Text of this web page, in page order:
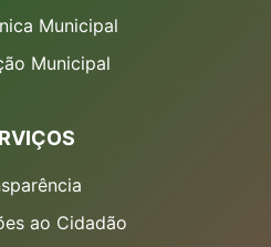
Municipal
Municipal
ao Cidadão